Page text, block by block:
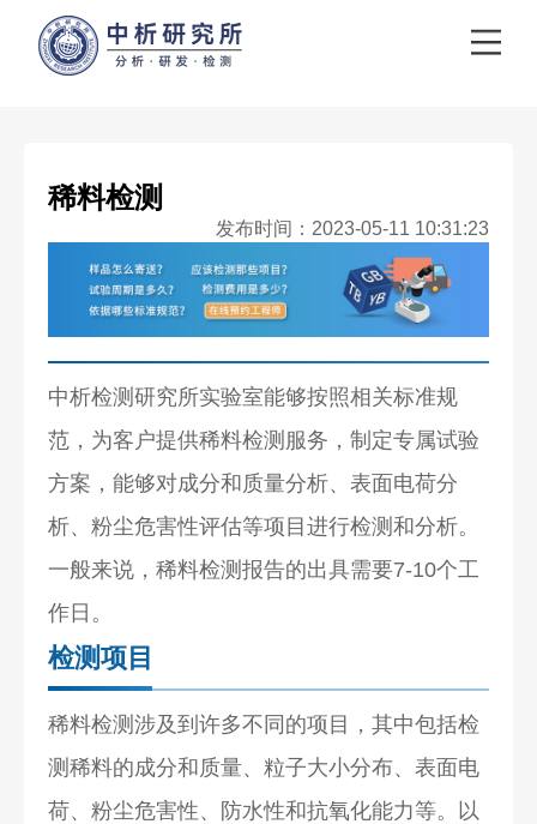
稀料检测
发布时间：2023-05-11 10:31:23
中析检测研究所实验室能够按照相关标准规
范，为客户提供稀料检测服务，制定专属试验
方案，能够对成分和质量分析、表面电荷分
析、粉尘危害性评估等项目进行检测和分析。
一般来说，稀料检测报告的出具需要7-10个工
作日。
检测项目
稀料检测涉及到许多不同的项目，其中包括检
测稀料的成分和质量、粒子大小分布、表面电
荷、粉尘危害性、防水性和抗氧化能力等。以